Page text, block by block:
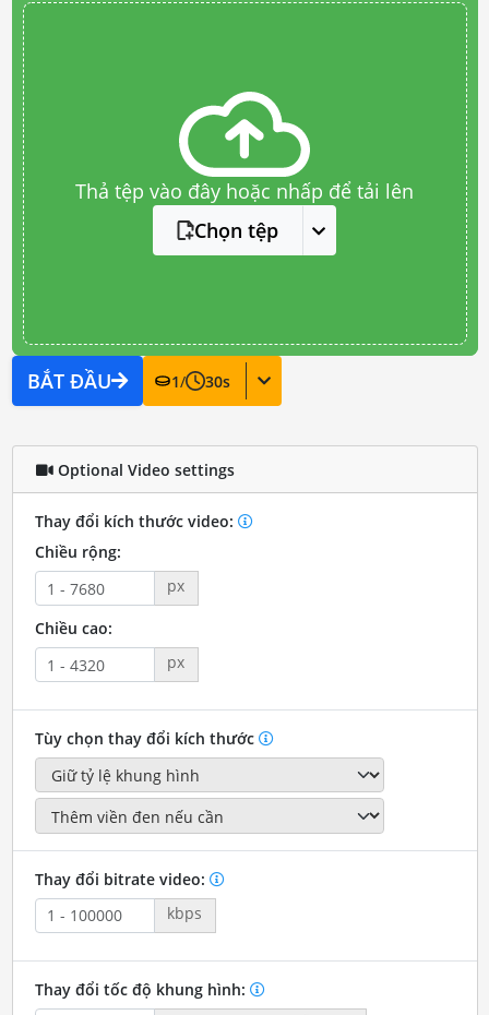
Thả tệp vào đây hoặc nhấp để tải lên
Chọn tệp
BẮT ĐẦU 1/ 30s
Optional Video settings
Thay đổi kích thước video:
Chiều rộng:
px
Chiều cao:
px
Tùy chọn thay đổi kích thước
Thay đổi bitrate video:
kbps
Thay đổi tốc độ khung hình: